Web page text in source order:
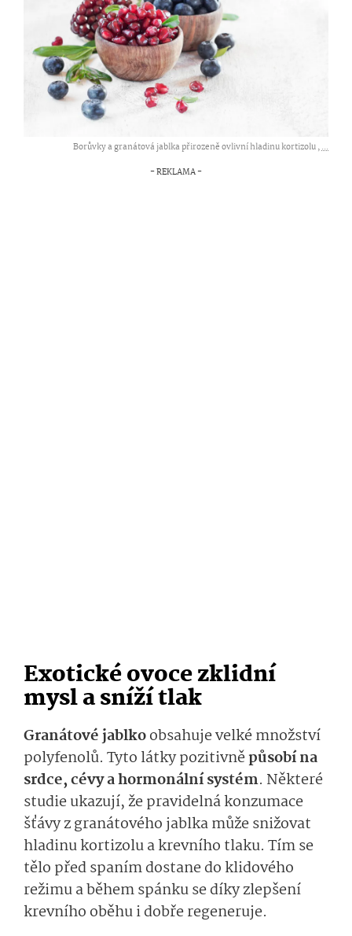
Borůvky a granátová jablka přirozeně ovlivní hladinu kortizolu ,...
Exotické ovoce zklidní
mysl a sníží tlak
Granátové jablkoobsahuje velké množství
polyfenolů. Tyto látky pozitivněpůsobí na
srdce, cévy a hormonální systém. Některé
studie ukazují, že pravidelná konzumace
šťávy z granátového jablka může snižovat
hladinu kortizolu a krevního tlaku. Tím se
tělo před spaním dostane do klidového
režimu a během spánku se díky zlepšení
krevního oběhu i dobře regeneruje.